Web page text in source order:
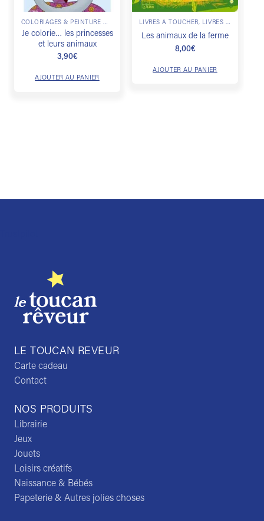
COLORIAGES & PEINTURE MAGIQUE
Je colorie… les princesses
et leurs animaux
3,90€
AJOUTER AU PANIER
LIVRES À TOUCHER, LIVRES ANIMÉS
Les animaux de la ferme
8,00€
AJOUTER AU PANIER
NOS PRODUITS
Librairie
Jeux
Jouets
Loisirs créatifs
Naissance & Bébés
Papeterie & Autres jolies choses
LE TOUCAN REVEUR
Carte cadeau
Contact